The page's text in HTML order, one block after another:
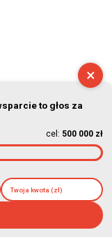
×
to głos za
cel: 500 000 zł